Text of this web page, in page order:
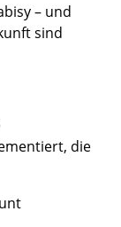
– und
sind
die